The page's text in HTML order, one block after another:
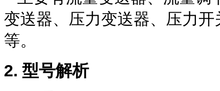
变送器、压力变送器、压力
等。
2. 型号解析